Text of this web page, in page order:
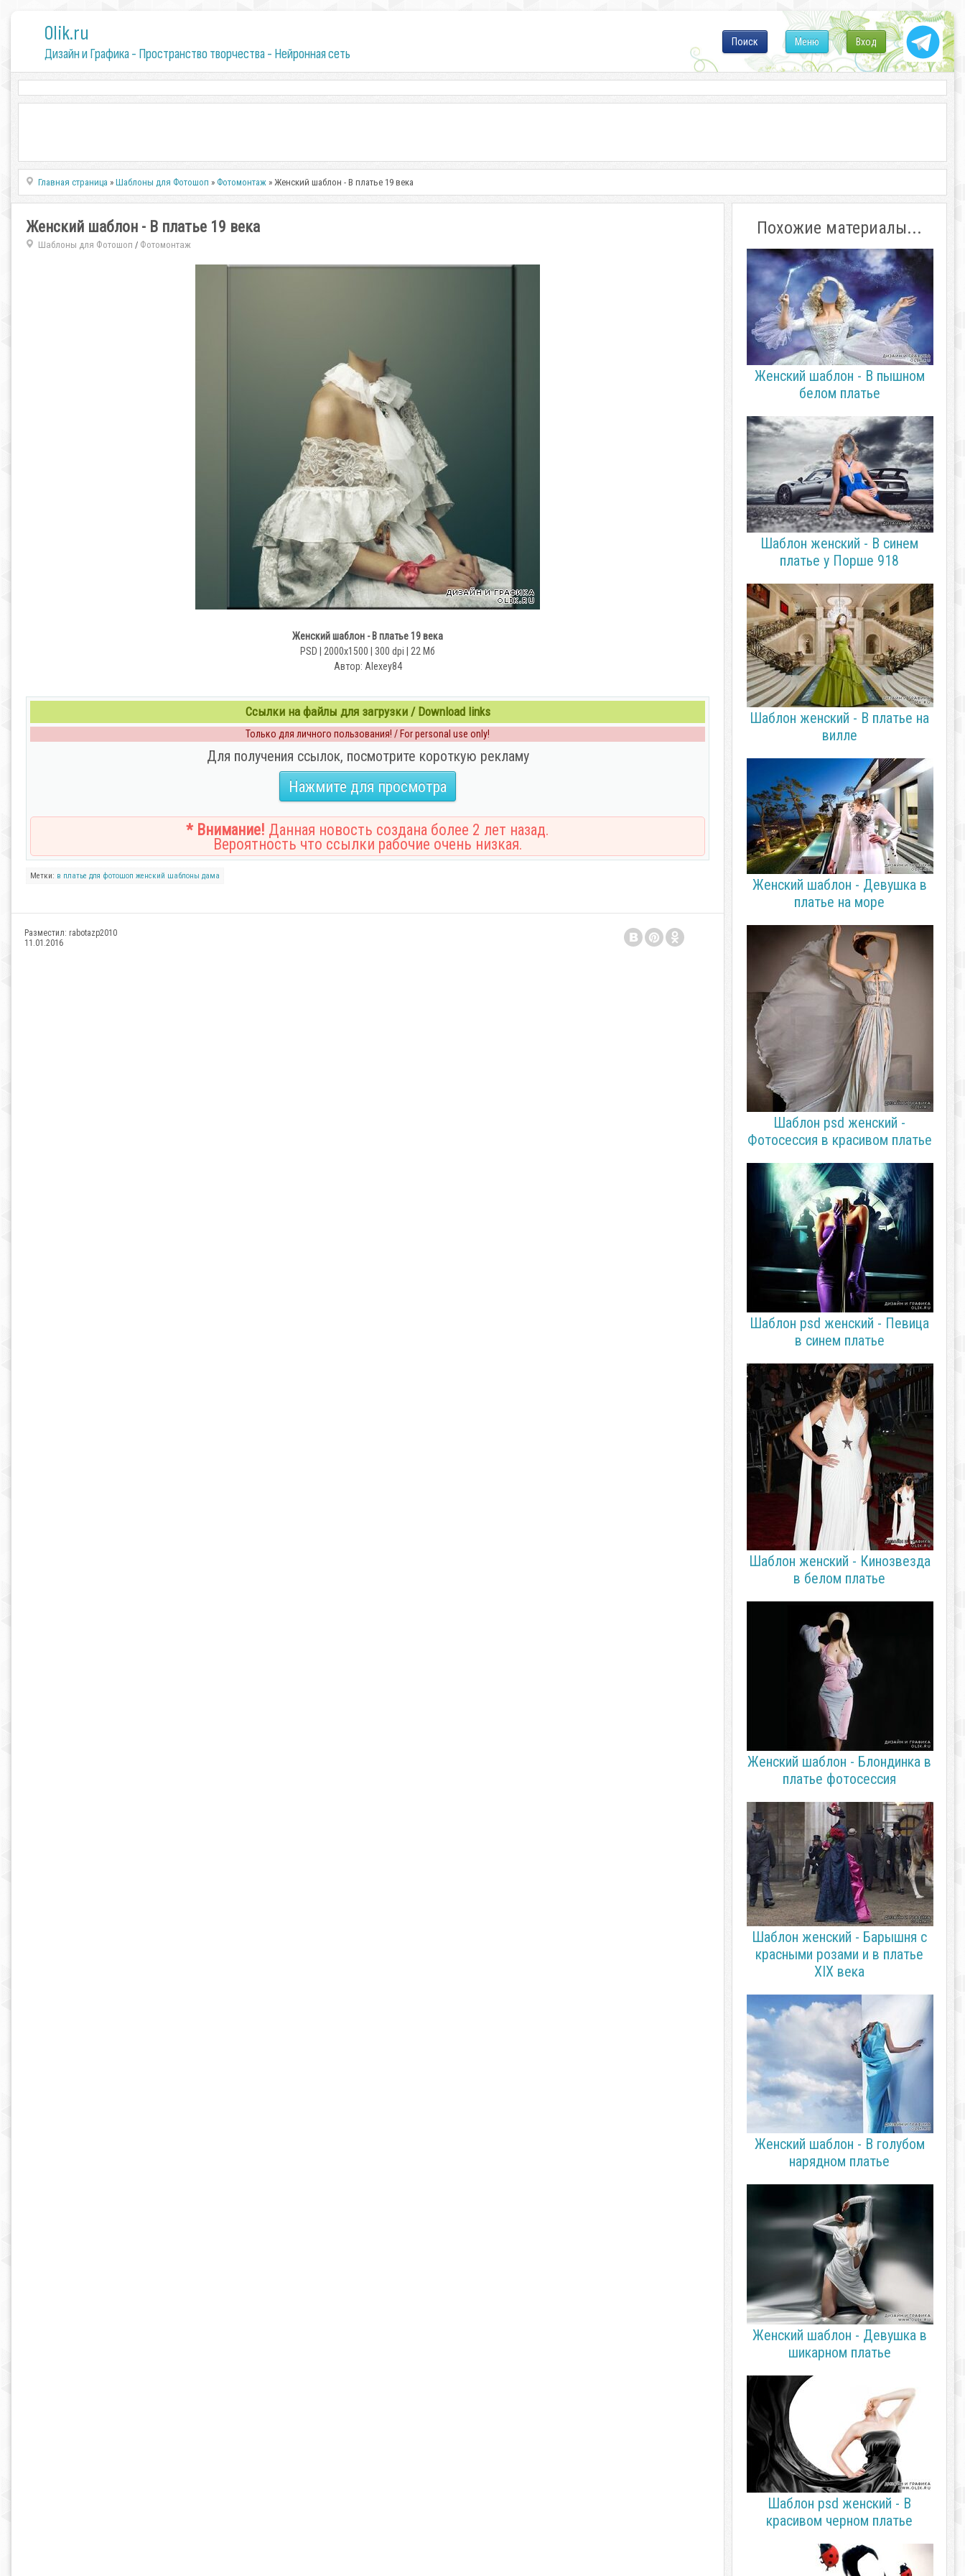
0lik.ru
Дизайн и Графика - Пространство творчества - Нейронная сеть
Вход
Меню
Поиск
Главная страница »Шаблоны для Фотошоп » Фотомонтаж » Женский шаблон - В платье 19 века
Женский шаблон - В платье 19 века
Шаблоны для Фотошоп / Фотомонтаж
Женский шаблон - В платье 19 века
PSD | 2000x1500 | 300 dpi | 22 Мб
Автор: Alexey84
Ссылки на файлы для загрузки / Download links
Только для личного пользования! / For personal use only!
Для получения ссылок, посмотрите короткую рекламу
Нажмите для просмотра
* Внимание! Данная новость создана более 2 лет назад.
Вероятность что ссылки рабочие очень низкая.
Метки: в платье для фотошоп женский шаблоны дама
Разместил: rabotazp2010
11.01.2016
Похожие материалы...
Женский шаблон - В пышном
белом платье
Шаблон женский - В синем
платье у Порше 918
Шаблон женский - В платье на
вилле
Женский шаблон - Девушка в
платье на море
Шаблон psd женский -
Фотосессия в красивом платье
Шаблон psd женский - Певица
в синем платье
Шаблон женский - Кинозвезда
в белом платье
Женский шаблон - Блондинка в
платье фотосессия
Шаблон женский - Барышня с
красными розами и в платье
XIX века
Женский шаблон - В голубом
нарядном платье
Женский шаблон - Девушка в
шикарном платье
Шаблон psd женский - В
красивом черном платье